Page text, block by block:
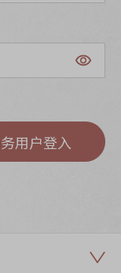
用户登入